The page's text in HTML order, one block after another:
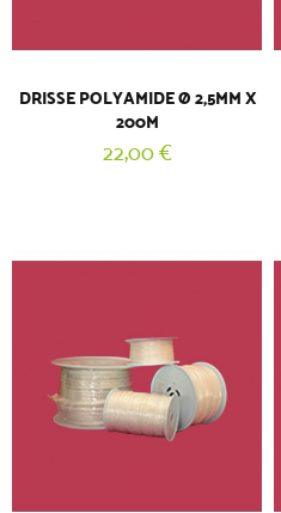
DRISSE POLYAMIDE Ø 2,5MM X
200M
22,00 €